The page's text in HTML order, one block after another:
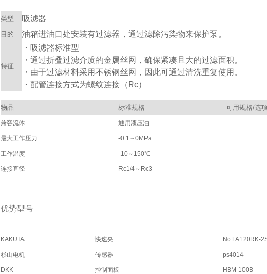
类型 吸滤器
目的 油箱进油口处安装有过滤器，通过滤除污染物来保护泵。
特征
・吸滤器标准型
・通过折叠过滤介质的金属丝网，确保紧凑且大的过滤面积。
・由于过滤材料采用不锈钢丝网，因此可通过清洗重复使用。
・配管连接方式为螺纹连接（Rc）
物品 标准规格 可用规格/选
兼容流体 通用液压油
最大工作压力 -0.1～0MPa
工作温度 -10～150℃
连接直径 Rc1/4～Rc3
优势型号
KAKUTA 快速夹 No.FA120RK-
杉山电机 传感器 ps4014
DKK 控制面板 HBM-100B